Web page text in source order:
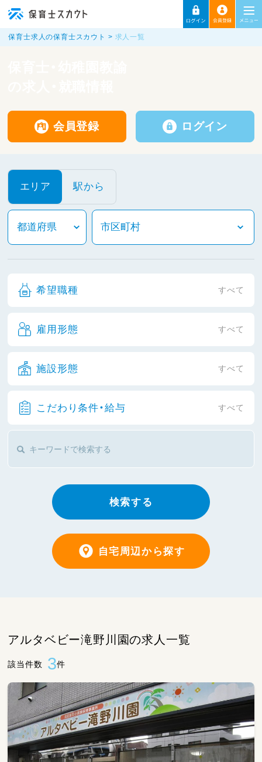
保育士求人の保育士スカウト 求人一覧
会員登録 ログイン
エリア 駅から
希望職種 すべて
雇用形態 すべて
施設形態 すべて
こだわり条件・給与 すべて
検索する
自宅周辺から探す
アルタベビー滝野川園の求人一覧
該当件数 3件